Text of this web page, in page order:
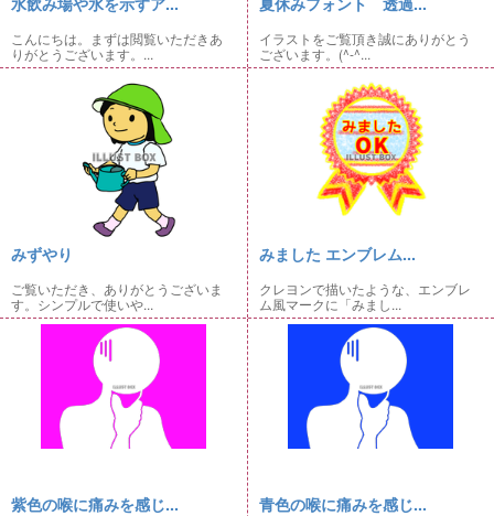
こんにちは。まずは閲覧いただきあ
りがとうございます。...
イラストをご覧頂き誠にありがとう
ございます。(^-^...
みずやり
ご覧いただき、ありがとうございま
す。シンプルで使いや...
みました エンブレム...
クレヨンで描いたような、エンブレ
ム風マークに「みまし...
紫色の喉に痛みを感じ... 青色の喉に痛みを感じ...